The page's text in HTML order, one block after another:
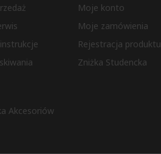
Akcesoriów
Moje konto
Moje zamówienia
Rejestracja produktu
Zniżka Studencka